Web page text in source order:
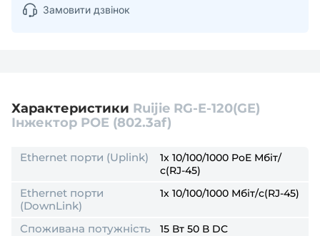
Замовити дзвінок
Характеристики Ruijie RG-E-120(GE)
Інжектор POE (802.3af)
Ethernet порти (Uplink)
1х 10/100/1000 PoE Мбіт/
с(RJ-45)
Ethernet порти
(DownLink)
1х 10/100/1000 Мбіт/с(RJ-45)
Споживана потужність
15 Вт 50 В DC